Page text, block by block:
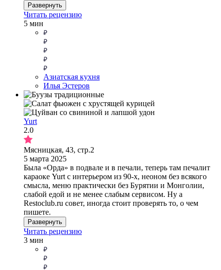
Развернуть
Читать рецензию
5 мин
Азиатская кухня
Илья Эстеров
Yurt
2.0
Мясницкая, 43, стр.2
5 марта 2025
Была «Орда» в подвале и в печали, теперь там печалит
караоке Yurt с интерьером из 90-х, неоном без всякого
смысла, меню практически без Бурятии и Монголии,
слабой едой и не менее слабым сервисом. Ну а
Restoclub.ru совет, иногда стоит проверять то, о чем
пишете.
Развернуть
Читать рецензию
3 мин